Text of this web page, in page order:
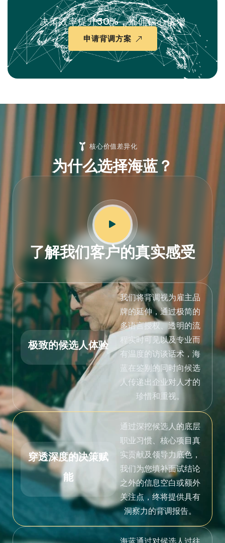
决策效率提升30%，雇佣信心倍增
申请背调方案
核心价值差异化
为什么选择海蓝？
了解我们客户的真实感受
极致的候选人体验
我们将背调视为雇主品
牌的延伸，通过极简的
多语言授权、透明的流
程实时可见以及专业而
有温度的访谈话术，海
蓝在鉴别的同时向候选
人传递出企业对人才的
珍惜和重视。
穿透深度的决策赋
能
通过深挖候选人的底层
职业习惯、核心项目真
实贡献及领导力底色，
我们为您填补面试结论
之外的信息空白或额外
关注点，终将提供具有
洞察力的背调报告。